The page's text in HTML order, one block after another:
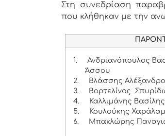
Στη συνεδρίαση
που κλήθηκαν με την
1.
Ανδριανόπουλος
Άσσου
2.
Βλάσσης
3.
Βορτελίνος
4.
Καλλιμάνης
5.
Κουλούκης
6.
Μπακλώρης